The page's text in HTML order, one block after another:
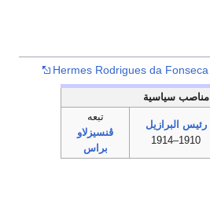
Hermes Rodrigues da Fonseca
مناصب سياسية
رئيس البرازيل
1910–1914
تبعه
ڤنسيزلاو
براس